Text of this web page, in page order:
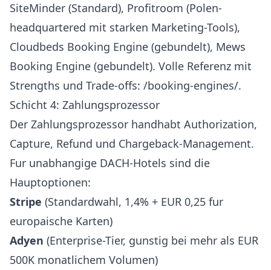
SiteMinder (Standard), Profitroom (Polen-
headquartered mit starken Marketing-Tools),
Cloudbeds Booking Engine (gebundelt), Mews
Booking Engine (gebundelt). Volle Referenz mit
Strengths und Trade-offs: /booking-engines/.
Schicht 4: Zahlungsprozessor
Der Zahlungsprozessor handhabt Authorization,
Capture, Refund und Chargeback-Management.
Fur unabhangige DACH-Hotels sind die
Hauptoptionen:
Stripe (Standardwahl, 1,4% + EUR 0,25 fur
europaische Karten)
Adyen (Enterprise-Tier, gunstig bei mehr als EUR
500K monatlichem Volumen)